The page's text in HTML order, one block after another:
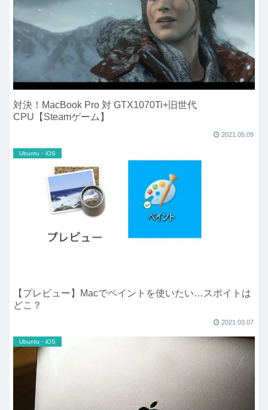
対決！MacBook Pro 対 GTX1070Ti+旧世代
CPU【Steamゲーム】
2021.05.09
Ubuntu・iOS
【プレビュー】Macでペイントを使いたい…スポイトは
どこ？
2021.03.07
Ubuntu・iOS